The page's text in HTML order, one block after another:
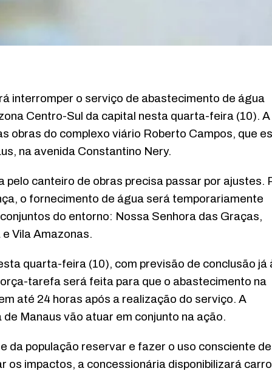
interromper o serviço de abastecimento de água
Centro-Sul da capital nesta quarta-feira (10). A
obras do complexo viário Roberto Campos, que
na avenida Constantino Nery.
canteiro de obras precisa passar por ajustes.
o fornecimento de água será temporariamente
do entorno: Nossa Senhora das Graças,
Vila Amazonas.
quarta-feira (10), com previsão de conclusão já
tarefa será feita para que o abastecimento na
até 24 horas após a realização do serviço. A
Manaus vão atuar em conjunto na ação.
da população reservar e fazer o uso consciente de
os impactos, a concessionária disponibilizará